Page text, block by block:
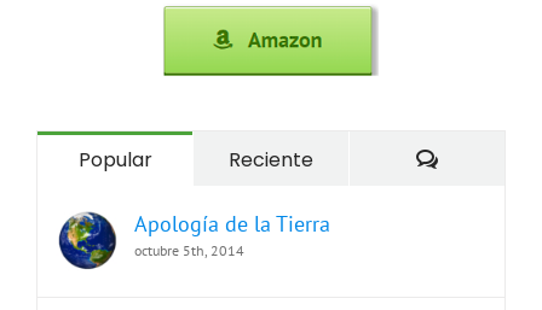
Popular Reciente
Apología de la Tierra
octubre 5th, 2014